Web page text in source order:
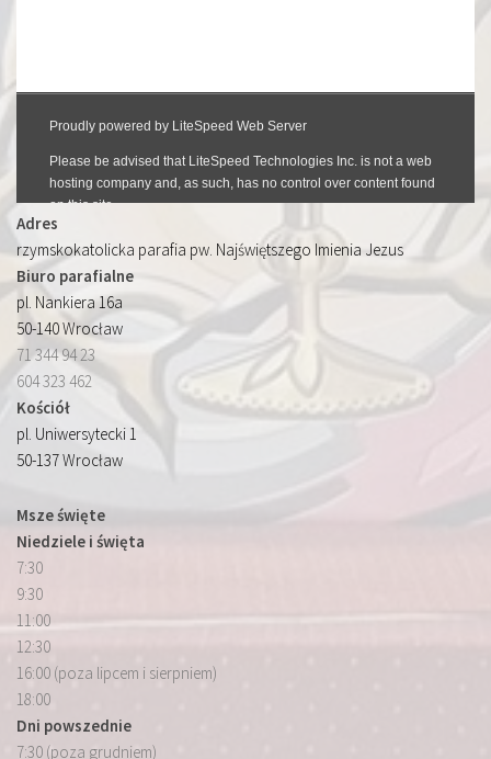
Adres
rzymskokatolicka parafia pw. Najświętszego Imienia Jezus
Biuro parafialne
pl. Nankiera 16a
50-140 Wrocław
71 344 94 23
604 323 462
Kościół
pl. Uniwersytecki 1
50-137 Wrocław
Msze święte
Niedziele i święta
7:30
9:30
11:00
12:30
16:00 (poza lipcem i sierpniem)
18:00
Dni powszednie
7:30 (poza grudniem)